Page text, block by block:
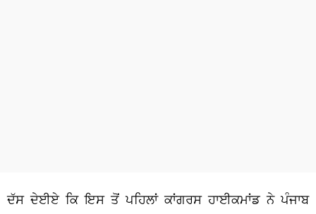
ਦੱਸ ਦੇਈਏ ਕਿ ਇਸ ਤੋਂ ਪਹਿਲਾਂ ਕਾਂਗਰਸ ਹਾਈਕਮਾਂਡ ਨੇ ਪੰਜਾਬ